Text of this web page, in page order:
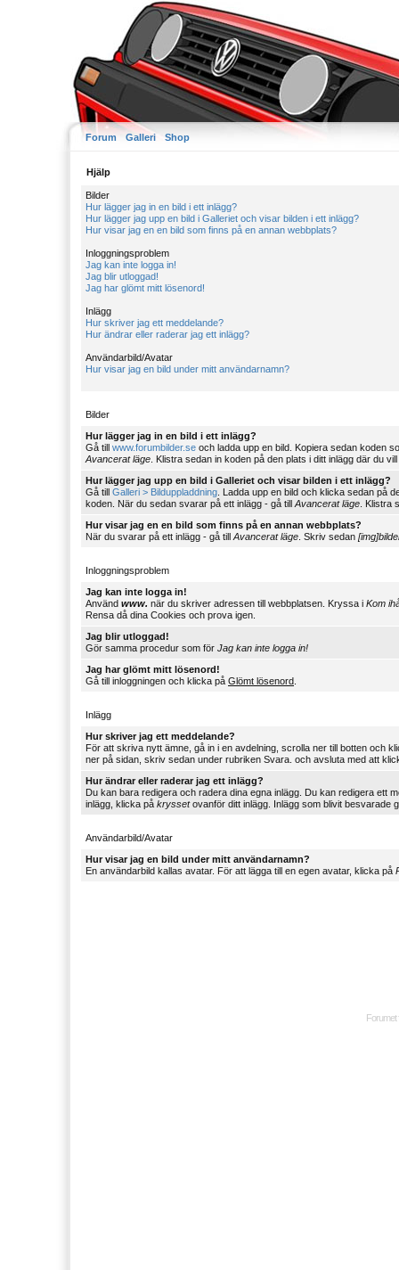
Forum Galleri Shop
Hjälp
Bilder
Hur lägger jag in en bild i ett inlägg?
Hur lägger jag upp en bild i Galleriet och visar bilden i ett inlägg?
Hur visar jag en en bild som finns på en annan webbplats?
Inloggningsproblem
Jag kan inte logga in!
Jag blir utloggad!
Jag har glömt mitt lösenord!
Inlägg
Hur skriver jag ett meddelande?
Hur ändrar eller raderar jag ett inlägg?
Användarbild/Avatar
Hur visar jag en bild under mitt användarnamn?
Bilder
Hur lägger jag in en bild i ett inlägg?
Gå till www.forumbilder.se och ladda upp en bild. Kopiera sedan koden
Avancerat läge . Klistra sedan in koden på den plats i ditt inlägg där du
Hur lägger jag upp en bild i Galleriet och visar bilden i ett inlägg?
Gå till Galleri > Bilduppladdning . Ladda upp en bild och klicka sedan på
koden. När du sedan svarar på ett inlägg - gå till Avancerat läge . Klistra
Hur visar jag en en bild som finns på en annan webbplats?
När du svarar på ett inlägg - gå till Avancerat läge . Skriv sedan
Inloggningsproblem
Jag kan inte logga in!
Använd www. när du skriver adressen till webbplatsen. Kryssa i Kom
Rensa då dina Cookies och prova igen.
Jag blir utloggad!
Gör samma procedur som för Jag kan inte logga in!
Jag har glömt mitt lösenord!
Gå till inloggningen och klicka på Glömt lösenord
Inlägg
Hur skriver jag ett meddelande?
För att skriva nytt ämne, gå in i en avdelning, scrolla ner till botten och
ner på sidan, skriv sedan under rubriken Svara. och avsluta med att
Hur ändrar eller raderar jag ett inlägg?
Du kan bara redigera och radera dina egna inlägg. Du kan redigera ett
inlägg, klicka på kryssetovanför ditt inlägg. Inlägg som blivit besvarade
Användarbild/Avatar
Hur visar jag en bild under mitt användarnamn?
En användarbild kallas avatar. För att lägga till en egen avatar, klicka på
Forumet